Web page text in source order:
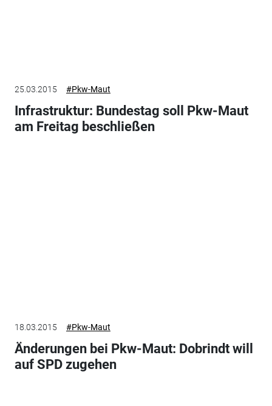
25.03.2015 #Pkw-Maut
Infrastruktur: Bundestag soll Pkw-Maut
am Freitag beschließen
18.03.2015 #Pkw-Maut
Änderungen bei Pkw-Maut: Dobrindt will
auf SPD zugehen